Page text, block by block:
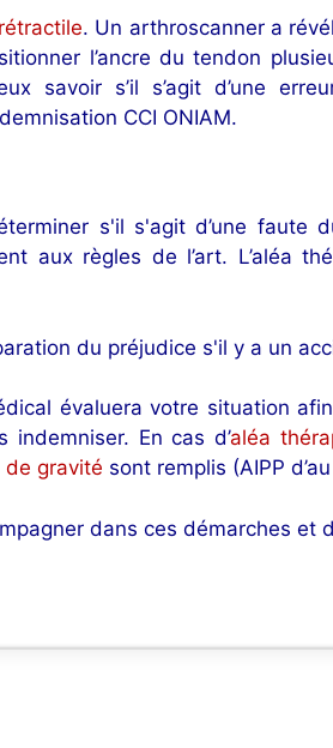
. Un arthroscanner a
l’ancre du tendon
savoir s’il s’agit d’une
CCI ONIAM.
s'il s'agit d’une faute
aux règles de l’art. L’aléa
du préjudice s'il y a un
évaluera votre situation
En cas d’aléa
de gravité sont remplis (AIPP
dans ces démarches et